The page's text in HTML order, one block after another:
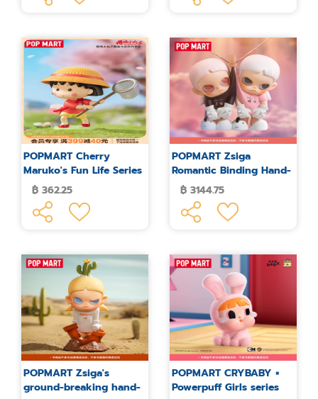
POPMART Cherry
Maruko's Fun Life Series
Blind Box Figure
฿ 362.25
POPMART Zsiga
Romantic Binding Hand-
made Large Doll
฿ 3144.75
POPMART Zsiga's
ground-breaking hand-
POPMART CRYBABY ×
Powerpuff Girls series